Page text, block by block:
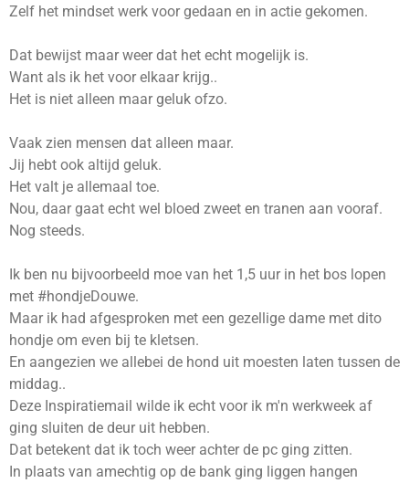
Zelf het mindset werk voor gedaan en in actie gekomen.
Dat bewijst maar weer dat het echt mogelijk is.
Want als ik het voor elkaar krijg..
Het is niet alleen maar geluk ofzo.
Vaak zien mensen dat alleen maar.
Jij hebt ook altijd geluk.
Het valt je allemaal toe.
Nou, daar gaat echt wel bloed zweet en tranen aan vooraf.
Nog steeds.
Ik ben nu bijvoorbeeld moe van het 1,5 uur in het bos lopen
met #hondjeDouwe.
Maar ik had afgesproken met een gezellige dame met dito
hondje om even bij te kletsen.
En aangezien we allebei de hond uit moesten laten tussen de
middag..
Deze Inspiratiemail wilde ik echt voor ik m'n werkweek af
ging sluiten de deur uit hebben.
Dat betekent dat ik toch weer achter de pc ging zitten.
In plaats van amechtig op de bank ging liggen hangen